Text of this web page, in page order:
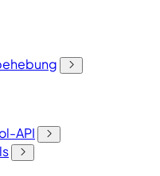
API